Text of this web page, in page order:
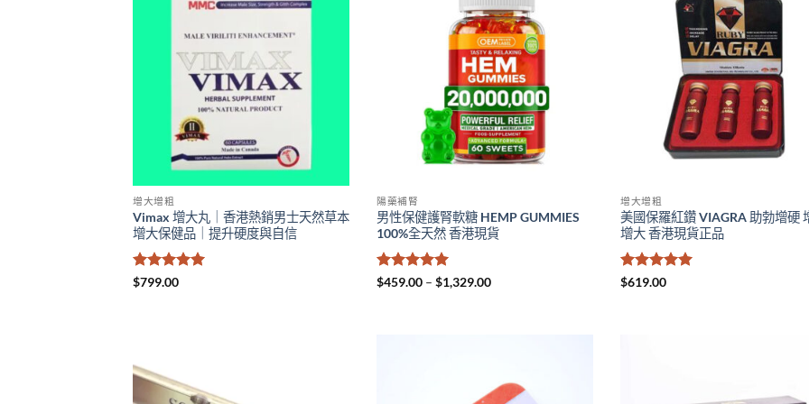
增大增粗
Vimax 增大丸｜香港熱銷男士天然草本
增大保健品｜提升硬度與自信
評分5滿
$799.00
陽藥補腎
男性保健護腎軟糖 HEMP GUMMIES
100%全天然 香港現貨
評分5滿
$459.00 – $1,329.00Price
增大增粗
美國保羅紅鑽 VIAGRA 助勃增硬
增大 香港現貨正品
評分5滿
$619.00